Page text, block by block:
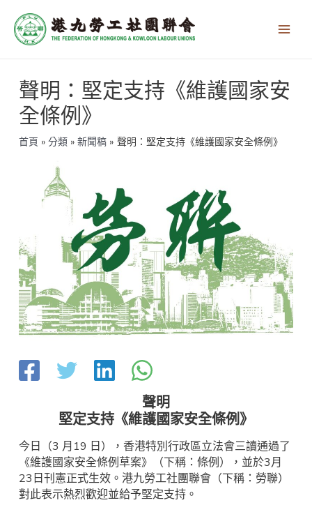
聲明：堅定支持《維護國家安
全條例》
首頁 分類 新聞稿 聲明：堅定支持《維護國家安全條例》
聲明
堅定支持《維護國家安全條例》
今日（3 月19 日），香港特別行政區立法會三讀通過了
《維護國家安全條例草案》（下稱：條例），並於3月
23日刊憲正式生效。港九勞工社團聯會（下稱：勞聯）
對此表示熱烈歡迎並給予堅定支持。
章
導
覽